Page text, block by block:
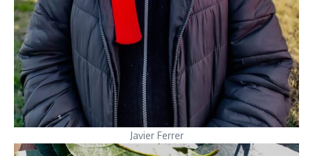
Javier Ferrer